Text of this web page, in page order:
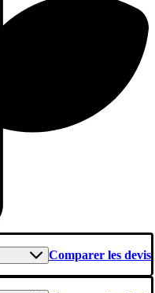
Comparer les devis